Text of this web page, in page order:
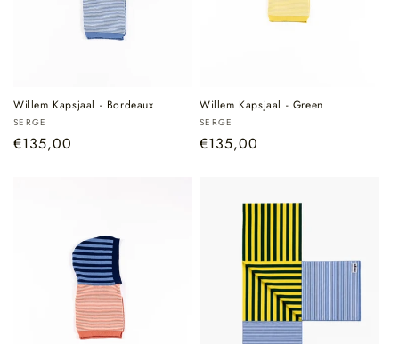
Willem Kapsjaal - Bordeaux
Verkoper:
SERGE
Normale
€135,00
Willem Kapsjaal - Green
Verkoper:
SERGE
Normale
€135,00